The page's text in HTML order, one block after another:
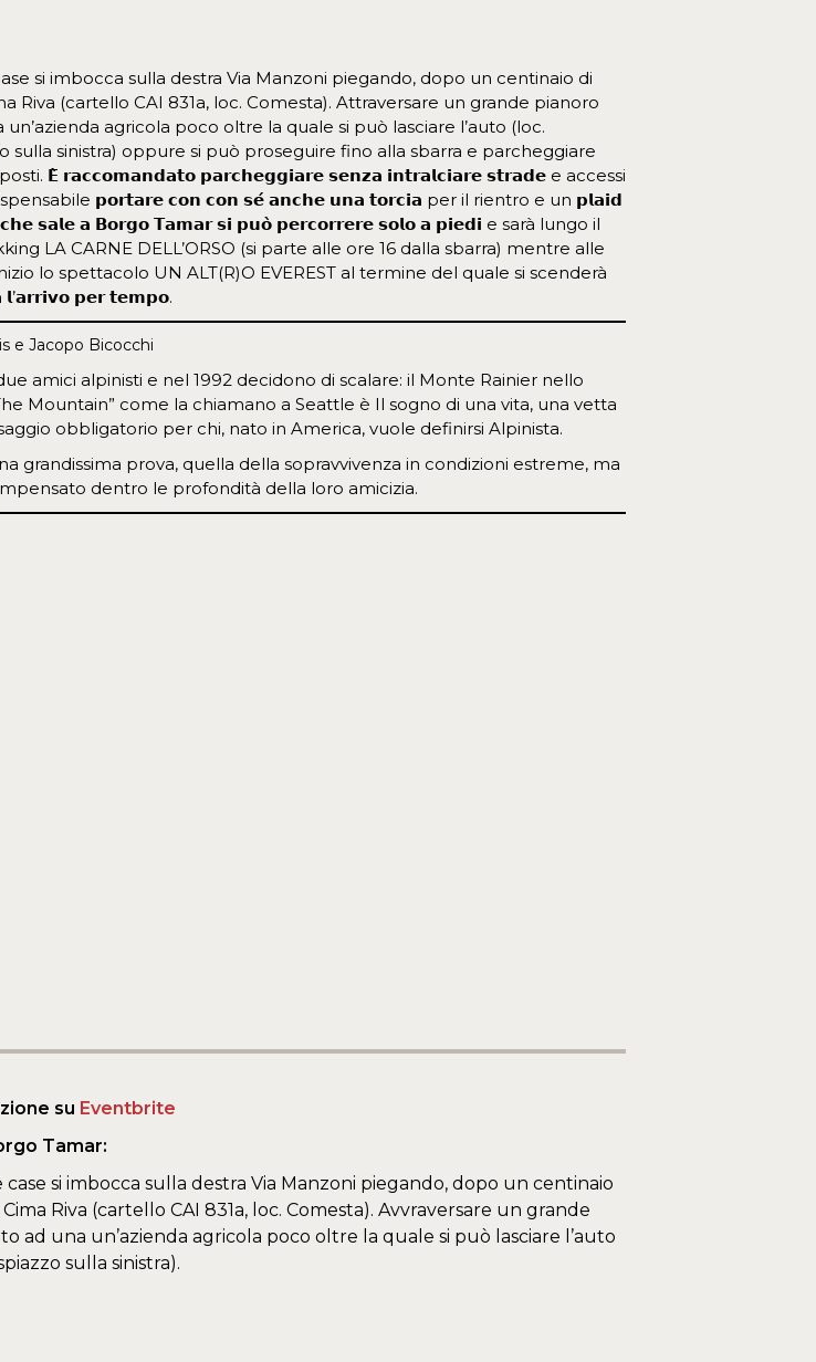
si imbocca sulla destra Via Manzoni piegando, dopo un centinaio di
Riva (cartello CAI 831a, loc. Comesta). Attraversare un grande pianoro
agricola poco oltre la quale si può lasciare l’auto (loc.
sulla sinistra) oppure si può proseguire fino alla sbarra e parcheggiare
𝗘̀ 𝗿𝗮𝗰𝗰𝗼𝗺𝗮𝗻𝗱𝗮𝘁𝗼 𝗽𝗮𝗿𝗰𝗵𝗲𝗴𝗴𝗶𝗮𝗿𝗲 𝘀𝗲𝗻𝘇𝗮 𝗶𝗻𝘁𝗿𝗮𝗹𝗰𝗶𝗮𝗿𝗲 𝘀𝘁𝗿𝗮𝗱𝗲 e accessi
𝗽𝗼𝗿𝘁𝗮𝗿𝗲 𝗰𝗼𝗻 𝗰𝗼𝗻 𝘀𝗲́ 𝗮𝗻𝗰𝗵𝗲 𝘂𝗻𝗮 𝘁𝗼𝗿𝗰𝗶𝗮 per il rientro e un 𝗽𝗹𝗮𝗶𝗱
𝗰𝗵𝗲 𝘀𝗮𝗹𝗲 𝗮 𝗕𝗼𝗿𝗴𝗼 𝗧𝗮𝗺𝗮𝗿 𝘀𝗶 𝗽𝘂𝗼̀ 𝗽𝗲𝗿𝗰𝗼𝗿𝗿𝗲𝗿𝗲 𝘀𝗼𝗹𝗼 𝗮 𝗽𝗶𝗲𝗱𝗶 e sarà lungo il
LA CARNE DELL’ORSO (si parte alle ore 16 dalla sbarra) mentre alle
lo spettacolo UN ALT(R)O EVEREST al termine del quale si scenderà
𝗽𝗲𝗿 𝘁𝗲𝗺𝗽𝗼.
e Jacopo Bicocchi
amici alpinisti e nel 1992 decidono di scalare: il Monte Rainier nello
Mountain” come la chiamano a Seattle è Il sogno di una vita, una vetta
obbligatorio per chi, nato in America, vuole definirsi Alpinista.
grandissima prova, quella della sopravvivenza in condizioni estreme, ma
dentro le profondità della loro amicizia.
su Eventbrite
Tamar:
si imbocca sulla destra Via Manzoni piegando, dopo un centinaio
Riva (cartello CAI 831a, loc. Comesta). Avvraversare un grande
ad una un’azienda agricola poco oltre la quale si può lasciare l’auto
sulla sinistra).